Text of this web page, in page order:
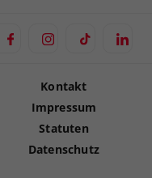
Kontakt
Impressum
Statuten
Datenschutz